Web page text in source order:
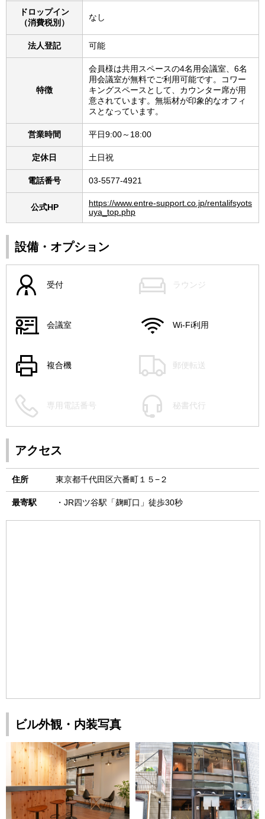
ドロップイン
（消費税別）
なし
法人登記 可能
特徴
会員様は共用スペースの4名用会議室、6名
用会議室が無料でご利用可能です。コワー
キングスペースとして、カウンター席が用
意されています。無垢材が印象的なオフィ
スとなっています。
営業時間 平日9:00～18:00
定休日 土日祝
電話番号 03-5577-4921
公式HP
https://www.entre-support.co.jp/rentalifsyots
uya_top.php
設備・オプション
受付 ラウンジ
会議室 Wi-Fi利用
複合機 郵便転送
専用電話番号 秘書代行
アクセス
住所 東京都千代田区六番町１５−２
最寄駅 ・JR四ツ谷駅「麹町口」徒歩30秒
ビル外観・内装写真